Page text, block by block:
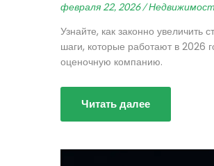
февраля 22, 2026 /
Узнайте, как законно увеличить
шаги, которые работают в 2026
оценочную компанию.
Читать далее